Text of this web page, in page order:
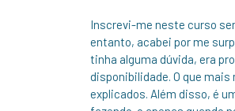
Inscrevi-me neste curso
entanto, acabei por me
tinha alguma dúvida, era
disponibilidade. O que
explicados. Além disso, é